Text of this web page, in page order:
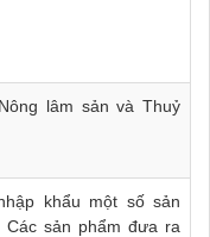
lâm sản và Thuỷ
khẩu một số sản
sản phẩm đưa ra